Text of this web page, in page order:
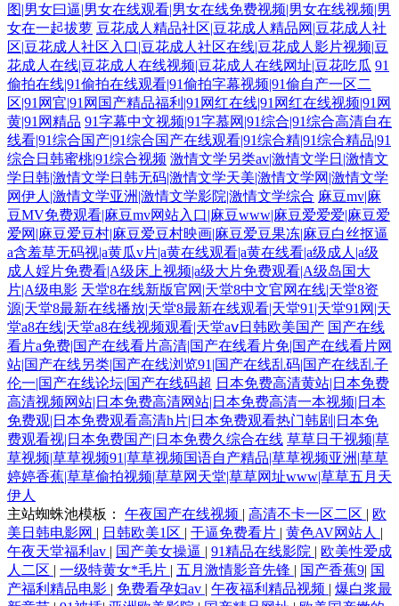
图|男女曰逼|男女在线观看|男女在线免费视频|男女在线视频|男
女在一起拔萝 豆花成人精品社区|豆花成人精品网|豆花成人社
区|豆花成人社区入口|豆花成人社区在线|豆花成人影片视频|豆
花成人在线|豆花成人在线视频|豆花成人在线网址|豆花吃瓜 91
偷拍在线|91偷拍在线观看|91偷拍字幕视频|91偷自产一区二
区|91网官|91网国产精品福利|91网红在线|91网红在线视频|91网
黄|91网精品 91字幕中文视频|91字慕网|91综合|91综合高清自在
线看|91综合国产|91综合国产在线观看|91综合精|91综合精品|91
综合日韩蜜桃|91综合视频 激情文学另类av|激情文学日|激情文
学日韩|激情文学日韩无码|激情文学天美|激情文学网|激情文学
网伊人|激情文学亚洲|激情文学影院|激情文学综合 麻豆mv|麻
豆MV免费观看|麻豆mv网站入口|麻豆www|麻豆爱爱爱|麻豆爱
爱网|麻豆爱豆村|麻豆爱豆村映画|麻豆爱豆果冻|麻豆白丝抠逼
a含羞草无码视|a黄瓜v片|a黄在线观看|a黄在线看|a级成人|a级
成人婬片免费看|A级床上视频|a级大片免费观看|A级岛国大
片|A级电影 天堂8在线新版官网|天堂8中文官网在线|天堂8资
源|天堂8最新在线播放|天堂8最新在线观看|天堂91|天堂91网|天
堂a8在线|天堂a8在线视频观看|天堂aⅴ日韩欧美国产 国产在线
看片a免费|国产在线看片高清|国产在线看片免|国产在线看片网
站|国产在线另类|国产在线浏览91|国产在线乱码|国产在线乱子
伦一|国产在线论坛|国产在线码超 日本免费高清黄站|日本免费
高清视频网站|日本免费高清网站|日本免费高清一本视频|日本
免费观|日本免费观看高清h片|日本免费观看热门韩剧|日本免
费观看视|日本免费国产|日本免费久综合在线 草草日干视频|草
草视频|草草视频91|草草视频国语自产精品|草草视频亚洲|草草
婷婷香蕉|草草偷拍视频|草草网天堂|草草网址www|草草五月天
伊人
主站蜘蛛池模板： 午夜国产在线视频 | 高清不卡一区二区 | 欧
美日韩电影网 | 日韩欧美1区 | 干逼免费看片 | 黄色AV网站人 |
午夜天堂福利av | 国产美女操逼 | 91精品在线影院 | 欧美性爱成
人二区 | 一级特黄女*毛片 | 五月激情影音先锋 | 国产香蕉9| 国
产福利精品电影 | 免费看孕妇av | 午夜福利精品视频 | 爆白浆最